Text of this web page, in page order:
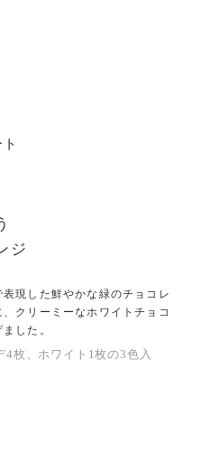
ジ
現した鮮やかな緑のチョコレ
クリーミーなホワイトチョコ
した。
枚、ホワイト1枚の3色入